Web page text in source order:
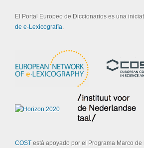
El Portal Europeo de Diccionarios es una
de e-Lexicografía.
COSTestá apoyado por el Programa Marco